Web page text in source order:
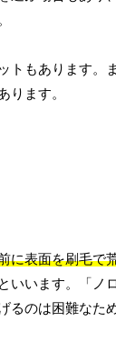
もあります。ま
ります。
に表面を刷毛で
いいます。「ノロ
るのは困難なた